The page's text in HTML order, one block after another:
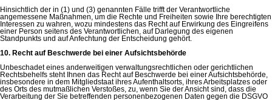
Hinsichtlich der in (1) und (3) genannten Fälle trifft der Verantwortliche
angemessene Maßnahmen, um die Rechte und Freiheiten sowie Ihre berechtigten
Interessen zu wahren, wozu mindestens das Recht auf Erwirkung des Eingreifens
einer Person seitens des Verantwortlichen, auf Darlegung des eigenen
Standpunkts und auf Anfechtung der Entscheidung gehört.
10. Recht auf Beschwerde bei einer Aufsichtsbehörde
Unbeschadet eines anderweitigen verwaltungsrechtlichen oder gerichtlichen
Rechtsbehelfs steht Ihnen das Recht auf Beschwerde bei einer Aufsichtsbehörde,
insbesondere in dem Mitgliedstaat ihres Aufenthaltsorts, ihres Arbeitsplatzes oder
des Orts des mutmaßlichen Verstoßes, zu, wenn Sie der Ansicht sind, dass die
Verarbeitung der Sie betreffenden personenbezogenen Daten gegen die DSGVO